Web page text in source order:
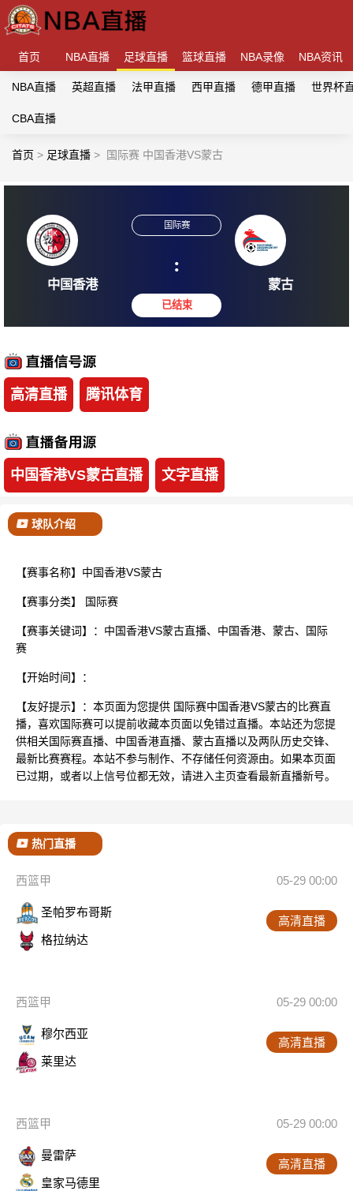
首页 NBA直播 足球直播 篮球直播 NBA录像 NBA资讯
NBA直播 英超直播 法甲直播 西甲直播 德甲直播 世界杯
CBA直播
首页 > 足球直播 > 国际赛 中国香港VS蒙古
:
高清直播 腾讯体育
中国香港VS蒙古直播 文字直播
球队介绍
【赛事名称】中国香港VS蒙古
【赛事分类】 国际赛
【赛事关键词】：中国香港VS蒙古直播、中国香港、蒙古、国际
赛
【开始时间】：
【友好提示】：本页面为您提供 国际赛中国香港VS蒙古的比赛直
播，喜欢国际赛可以提前收藏本页面以免错过直播。本站还为您提
供相关国际赛直播、中国香港直播、蒙古直播以及两队历史交锋、
最新比赛赛程。本站不参与制作、不存储任何资源由。如果本页面
已过期，或者以上信号位都无效，请进入主页查看最新直播新号。
热门直播
西篮甲 05-29 00:00
圣帕罗布哥斯
格拉纳达
高清直播
西篮甲 05-29 00:00
穆尔西亚
莱里达
高清直播
西篮甲 05-29 00:00
曼雷萨
皇家马德里
高清直播